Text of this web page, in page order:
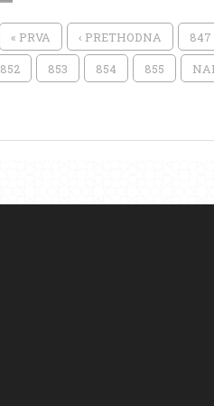
« PRVA ‹ PRETHODNA 847
852 853 854 855